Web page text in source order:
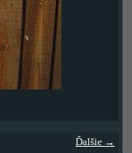
Ďalšie →